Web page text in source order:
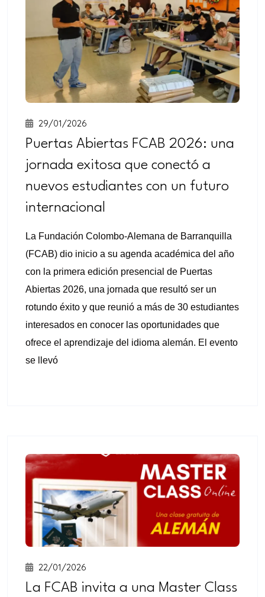
29/01/2026
Puertas Abiertas FCAB 2026: una
jornada exitosa que conectó a
nuevos estudiantes con un futuro
internacional
La Fundación Colombo-Alemana de Barranquilla
(FCAB) dio inicio a su agenda académica del año
con la primera edición presencial de Puertas
Abiertas 2026, una jornada que resultó ser un
rotundo éxito y que reunió a más de 30 estudiantes
interesados en conocer las oportunidades que
ofrece el aprendizaje del idioma alemán. El evento
se llevó
22/01/2026
La FCAB invita a una Master Class